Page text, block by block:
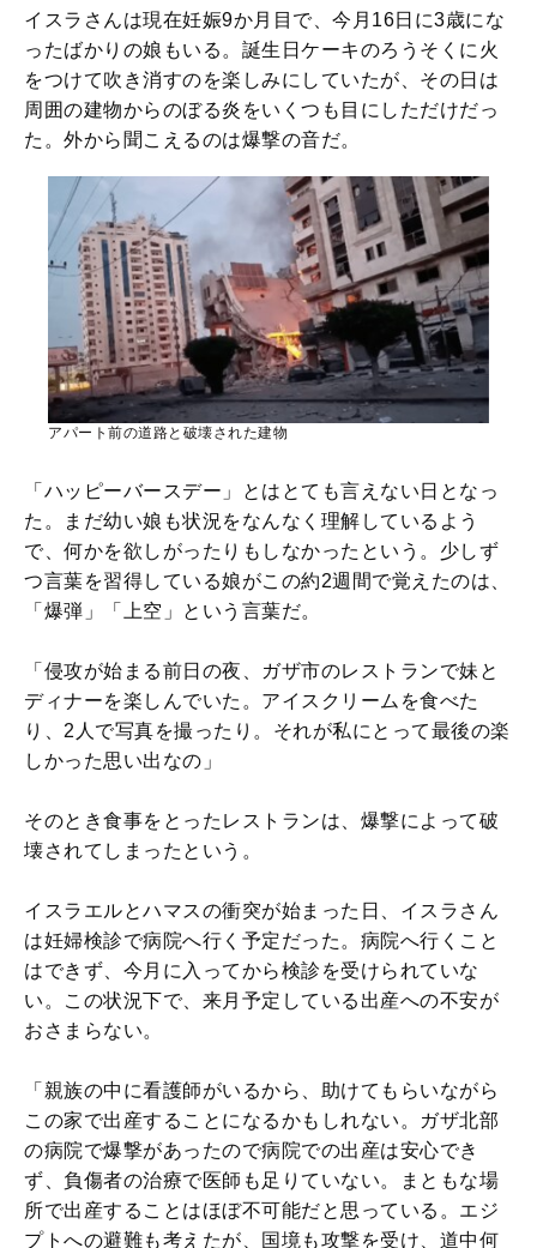
イスラさんは現在妊娠9か月目で、今月16日に3歳にな
ったばかりの娘もいる。誕生日ケーキのろうそくに火
をつけて吹き消すのを楽しみにしていたが、その日は
周囲の建物からのぼる炎をいくつも目にしただけだっ
た。外から聞こえるのは爆撃の音だ。
アパート前の道路と破壊された建物
「ハッピーバースデー」とはとても言えない日となっ
た。まだ幼い娘も状況をなんなく理解しているよう
で、何かを欲しがったりもしなかったという。少しず
つ言葉を習得している娘がこの約2週間で覚えたのは、
「爆弾」「上空」という言葉だ。
「侵攻が始まる前日の夜、ガザ市のレストランで妹と
ディナーを楽しんでいた。アイスクリームを食べた
り、2人で写真を撮ったり。それが私にとって最後の楽
しかった思い出なの」
そのとき食事をとったレストランは、爆撃によって破
壊されてしまったという。
イスラエルとハマスの衝突が始まった日、イスラさん
は妊婦検診で病院へ行く予定だった。病院へ行くこと
はできず、今月に入ってから検診を受けられていな
い。この状況下で、来月予定している出産への不安が
おさまらない。
「親族の中に看護師がいるから、助けてもらいながら
この家で出産することになるかもしれない。ガザ北部
の病院で爆撃があったので病院での出産は安心でき
ず、負傷者の治療で医師も足りていない。まともな場
所で出産することはほぼ不可能だと思っている。エジ
プトへの避難も考えたが、国境も攻撃を受け、道中何